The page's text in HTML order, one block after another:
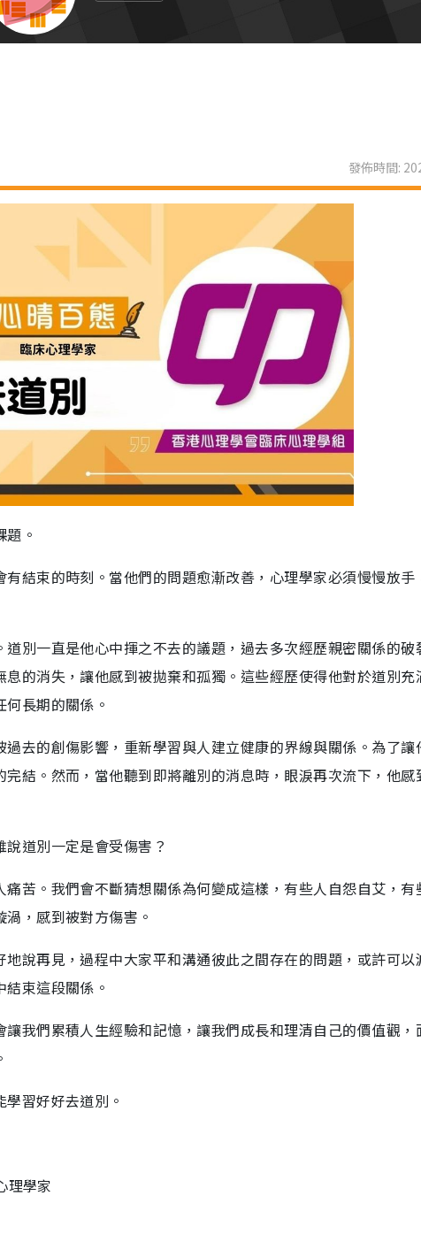
發佈時間:
。
結束的時刻。當他們的問題愈漸改善，心理學家必須慢慢放手
別一直是他心中揮之不去的議題，過去多次經歷親密關係的破
的消失，讓他感到被拋棄和孤獨。這些經歷使得他對於道別充
長期的關係。
去的創傷影響，重新學習與人建立健康的界線與關係。為了讓
結。然而，當他聽到即將離別的消息時，眼淚再次流下，他感
道別一定是會受傷害？
苦。我們會不斷猜想關係為何變成這樣，有些人自怨自艾，有
，感到被對方傷害。
說再見，過程中大家平和溝通彼此之間存在的問題，或許可以
束這段關係。
我們累積人生經驗和記憶，讓我們成長和理清自己的價值觀，
習好好去道別。
理學家